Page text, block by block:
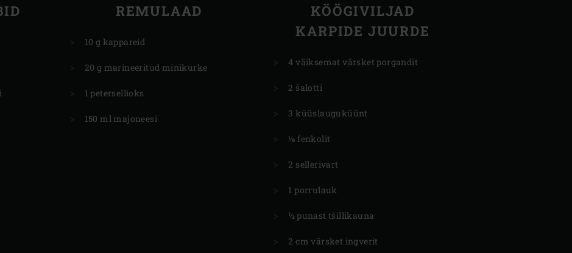
REMULAAD
10 g kappareid
20 g marineeritud minikurke
1 petersellioks
150 ml majoneesi
KÖÖGIVILJAD
KARPIDE JUURDE
4 väiksemat värsket porgandit
2 šalotti
3 küüslauguküünt
⅛ fenkolit
2 sellerivart
1 porrulauk
½ punast tšillikauna
2 cm värsket ingverit